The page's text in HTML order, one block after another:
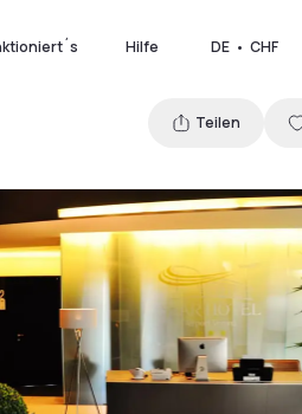
Hilfe DE • CHF
Teilen